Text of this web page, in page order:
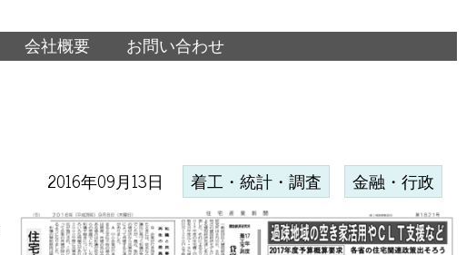
会社概要 お問い合わせ
2016年09月13日 着工・統計・調査 金融・行政